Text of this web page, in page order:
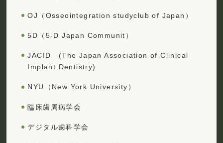
OJ（Osseointegration studyclub of Japan）
5D（5-D Japan Communit）
JACID (The Japan Association of Clinical
Implant Dentistry)
NYU（New York University）
臨床歯周病学会
デジタル歯科学会